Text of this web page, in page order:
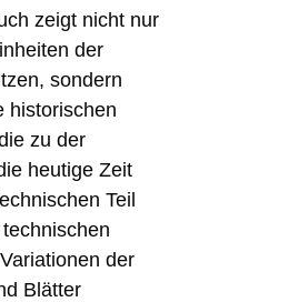
zeigt nicht nur
der
sondern
historischen
zu der
heutige Zeit
Teil
der
Blätter